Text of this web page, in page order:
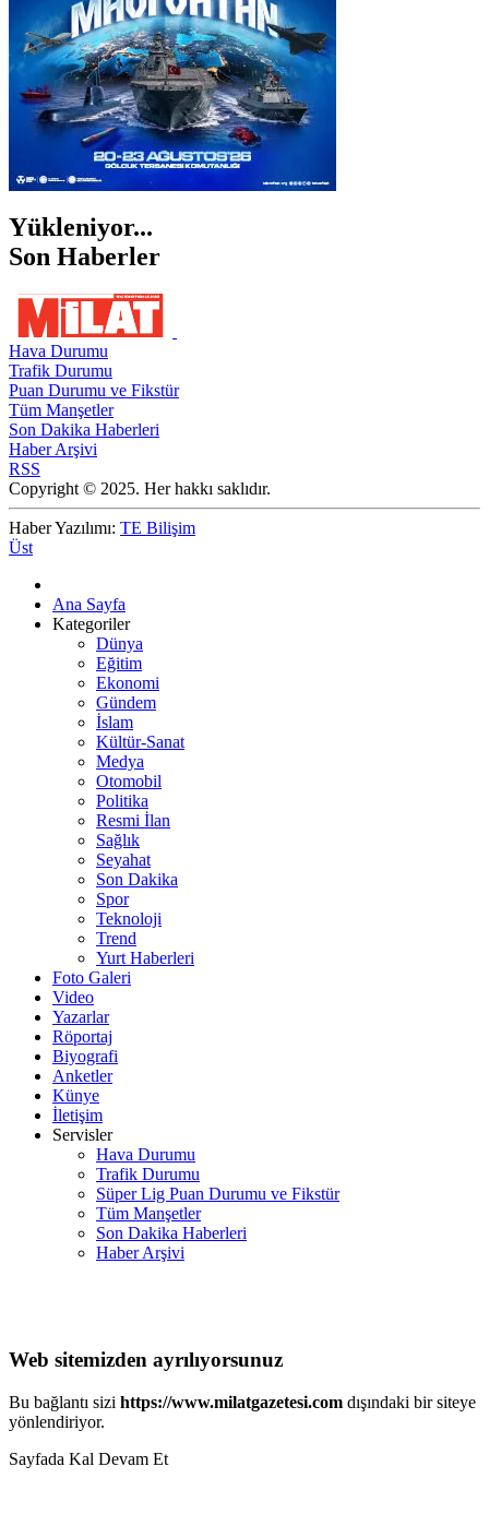
Yükleniyor...
Son Haberler
Hava Durumu
Trafik Durumu
Puan Durumu ve Fikstür
Tüm Manşetler
Son Dakika Haberleri
Haber Arşivi
RSS
Copyright © 2025. Her hakkı saklıdır.
Haber Yazılımı: TE Bilişim
Üst
Ana Sayfa
Kategoriler
Dünya
Eğitim
Ekonomi
Gündem
İslam
Kültür-Sanat
Medya
Otomobil
Politika
Resmi İlan
Sağlık
Seyahat
Son Dakika
Spor
Teknoloji
Trend
Yurt Haberleri
Foto Galeri
Video
Yazarlar
Röportaj
Biyografi
Anketler
Künye
İletişim
Servisler
Hava Durumu
Trafik Durumu
Süper Lig Puan Durumu ve Fikstür
Tüm Manşetler
Son Dakika Haberleri
Haber Arşivi
Web sitemizden ayrılıyorsunuz
Bu bağlantı sizi https://www.milatgazetesi.com dışındaki bir siteye
yönlendiriyor.
Sayfada Kal Devam Et